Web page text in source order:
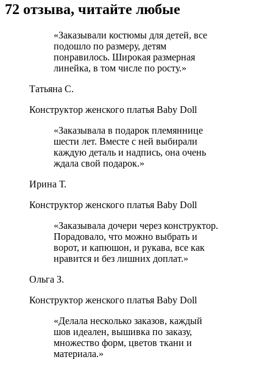
72 отзыва, читайте любые
«Заказывали костюмы для детей, все
подошло по размеру, детям
понравилось. Широкая размерная
линейка, в том числе по росту.»
Татьяна С.
Конструктор женского платья Baby Doll
«Заказывала в подарок племяннице
шести лет. Вместе с ней выбирали
каждую деталь и надпись, она очень
ждала свой подарок.»
Ирина Т.
Конструктор женского платья Baby Doll
«Заказывала дочери через конструктор.
Порадовало, что можно выбрать и
ворот, и капюшон, и рукава, все как
нравится и без лишних доплат.»
Ольга З.
Конструктор женского платья Baby Doll
«Делала несколько заказов, каждый
шов идеален, вышивка по заказу,
множество форм, цветов ткани и
материала.»